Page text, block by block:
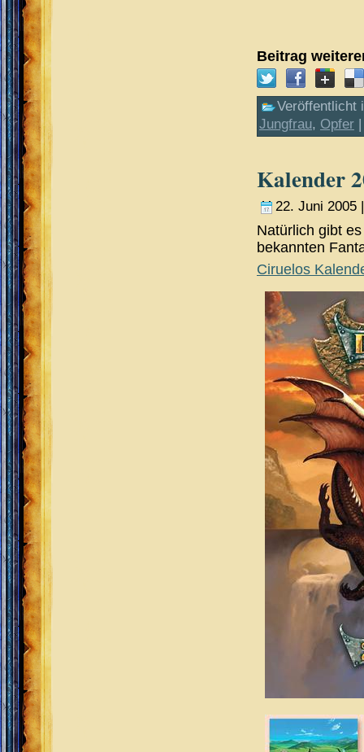
Beitrag
Veröffentlicht
Jungfrau, Opfer
Kalender
22. Juni 2005
Natürlich gibt
bekannten
Ciruelos